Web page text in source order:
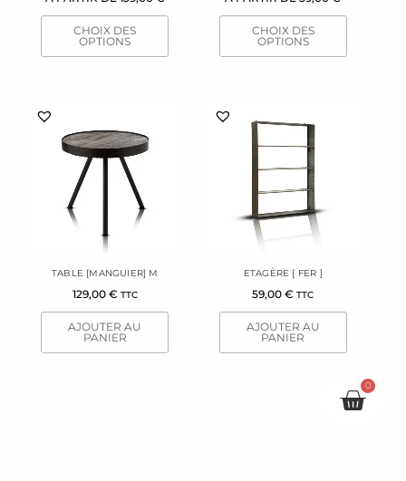
CHOIX DES
OPTIONS
la
du
CHOIX DES
OPTIONS
la
du
TABLE [MANGUIER] M
129,00 € TTC
AJOUTER AU
PANIER
ETAGÈRE [ FER ]
59,00€ TTC
AJOUTER AU
PANIER
0